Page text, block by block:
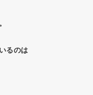
るのは